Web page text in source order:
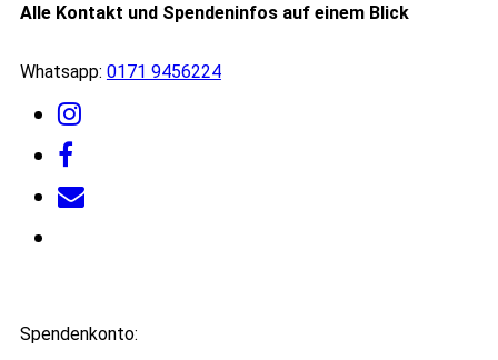
Alle Kontakt und Spendeninfos auf einem Blick
Whatsapp: 0171 9456224
Spendenkonto: